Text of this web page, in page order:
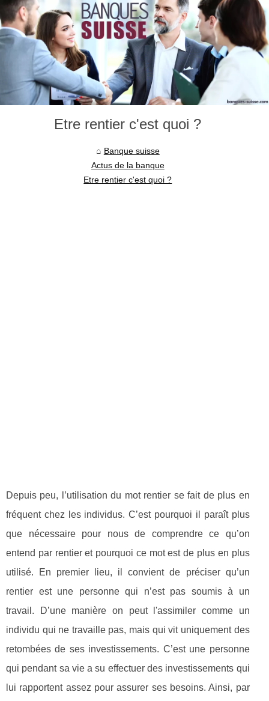
Etre rentier c'est quoi ?
Banque suisse
Actus de la banque
Etre rentier c'est quoi ?
Depuis peu, l’utilisation du mot rentier se fait de plus en
fréquent chez les individus. C’est pourquoi il paraît plus
que nécessaire pour nous de comprendre ce qu’on
entend par rentier et pourquoi ce mot est de plus en plus
utilisé. En premier lieu, il convient de préciser qu’un
rentier est une personne qui n’est pas soumis à un
travail. D’une manière on peut l'assimiler comme un
individu qui ne travaille pas, mais qui vit uniquement des
retombées de ses investissements. C’est une personne
qui pendant sa vie a su effectuer des investissements qui
lui rapportent assez pour assurer ses besoins. Ainsi, par